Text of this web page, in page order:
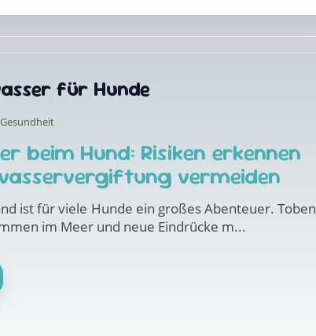
für Hunde
Gesundheit
beim Hund: Risiken erkennen
vermeiden
ist für viele Hunde ein großes Abenteuer. Toben
im Meer und neue Eindrücke m...